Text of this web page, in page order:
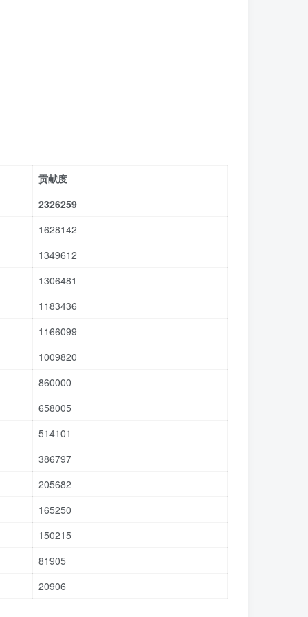
贡献度
2326259
1628142
1349612
1306481
1183436
1166099
1009820
860000
658005
514101
386797
205682
165250
150215
81905
20906